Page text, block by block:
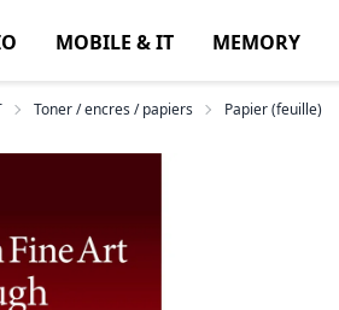
MOBILE & IT MEMORY
Toner / encres / papiers Papier (feuille)